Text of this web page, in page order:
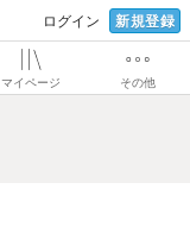
ログイン 新規登録
マイページ その他